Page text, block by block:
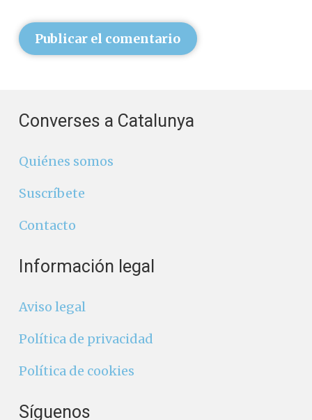
Publicar el comentario
Converses a Catalunya
Quiénes somos
Suscríbete
Contacto
Información legal
Aviso legal
Política de privacidad
Política de cookies
Síguenos